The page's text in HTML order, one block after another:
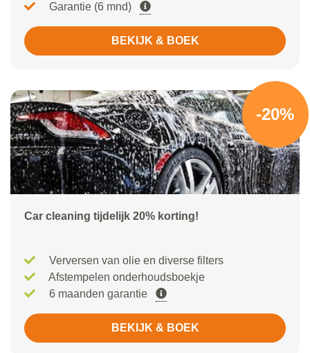
Garantie (6 mnd)
BEKIJK & BOEK
-20%
Car cleaning tijdelijk 20% korting!
Verversen van olie en diverse filters
Afstempelen onderhoudsboekje
6 maanden garantie
BEKIJK & BOEK